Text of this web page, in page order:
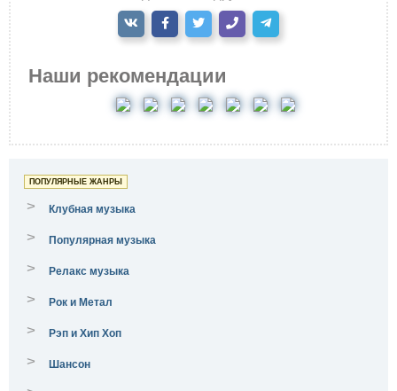
Наши рекомендации
ПОПУЛЯРНЫЕ ЖАНРЫ
> Клубная музыка
> Популярная музыка
> Релакс музыка
> Рок и Метал
> Рэп и Хип Хоп
> Шансон